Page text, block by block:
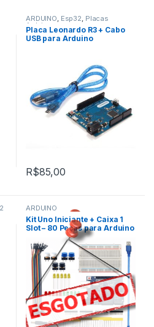
ARDUINO, Esp32, Placas
Arduino
Placa Leonardo R3 + Cabo
USB para Arduino
R$85,00
ARDUINO
,
Kits Arduino
,
Placas Arduino
Kit Uno Iniciante + Caixa 1
Slot – 80 Peças para Arduino